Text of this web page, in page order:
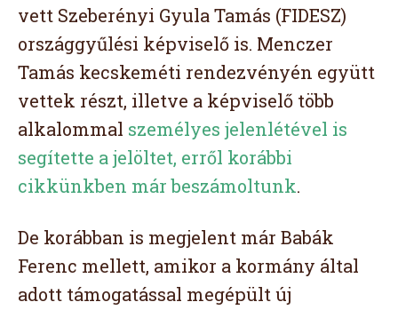
vett Szeberényi Gyula Tamás (FIDESZ)
országgyűlési képviselő is. Menczer
Tamás kecskeméti rendezvényén együtt
vettek részt, illetve a képviselő több
alkalommal személyes jelenlétével is
segítette a jelöltet, erről korábbi
cikkünkben már beszámoltunk.
De korábban is megjelent már Babák
Ferenc mellett, amikor a kormány által
adott támogatással megépült új